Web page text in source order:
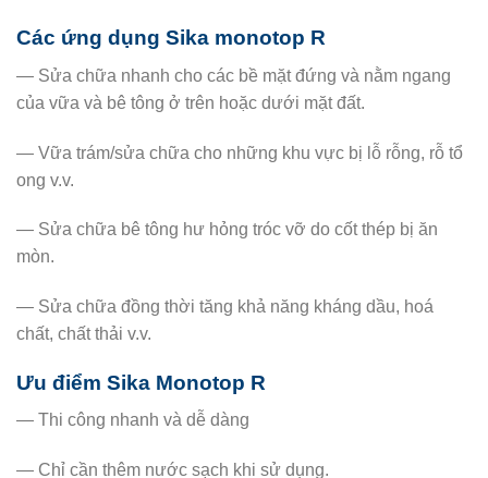
Các ứng dụng Sika monotop R
— Sửa chữa nhanh cho các bề mặt đứng và nằm ngang
của vữa và bê tông ở trên hoặc dưới mặt đất.
— Vữa trám/sửa chữa cho những khu vực bị lỗ rỗng, rỗ tổ
ong v.v.
— Sửa chữa bê tông hư hỏng tróc vỡ do cốt thép bị ăn
mòn.
— Sửa chữa đồng thời tăng khả năng kháng dầu, hoá
chất, chất thải v.v.
Ưu điểm Sika Monotop R
— Thi công nhanh và dễ dàng
— Chỉ cần thêm nước sạch khi sử dụng.